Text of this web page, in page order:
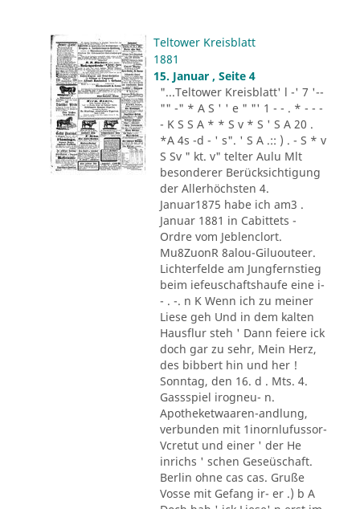
Teltower Kreisblatt
1881
15. Januar , Seite 4
"...Teltower Kreisblatt' l -' 7 '--
"" -" * A S ' ' e " "' 1 - - . * - - -
- K S S A * * S v * S ' S A 20 .
*A 4s -d - ' s". ' S A .:: ) . - S * v
S Sv " kt. v" telter Aulu Mlt
besonderer Berücksichtigung
der Allerhöchsten 4.
Januar1875 habe ich am3 .
Januar 1881 in Cabittets -
Ordre vom Jeblenclort.
Mu8ZuonR 8alou-Giluouteer.
Lichterfelde am Jungfernstieg
beim iefeuschaftshaufe eine i-
- . -. n K Wenn ich zu meiner
Liese geh Und in dem kalten
Hausflur steh ' Dann feiere ick
doch gar zu sehr, Mein Herz,
des bibbert hin und her !
Sonntag, den 16. d . Mts. 4.
Gassspiel irogneu- n.
Apotheketwaaren-andlung,
verbunden mit 1inornlufussor-
Vcretut und einer ' der He
inrichs ' schen Geseüschaft.
Berlin ohne cas cas. Gruße
Vosse mit Gefang ir- er .) b A